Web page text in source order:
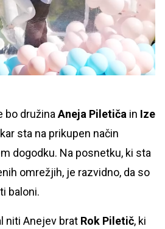
bo družina Aneja Piletiča in Ize
sta na prikupen način
dogodku. Na posnetku, ki sta
omrežjih, je razvidno, da so
baloni.
niti Anejev brat Rok Piletič, ki